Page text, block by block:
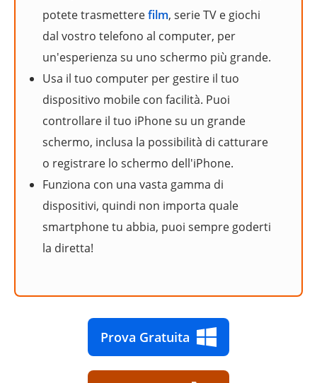
potete trasmetterefilm, serie TV e giochi
dal vostro telefono al computer, per
un'esperienza su uno schermo più grande.
Usa il tuo computer per gestire il tuo
dispositivo mobile con facilità. Puoi
controllare il tuo iPhone su un grande
schermo, inclusa la possibilità di catturare
o registrare lo schermo dell'iPhone.
Funziona con una vasta gamma di
dispositivi, quindi non importa quale
smartphone tu abbia, puoi sempre goderti
la diretta!
Prova Gratuita